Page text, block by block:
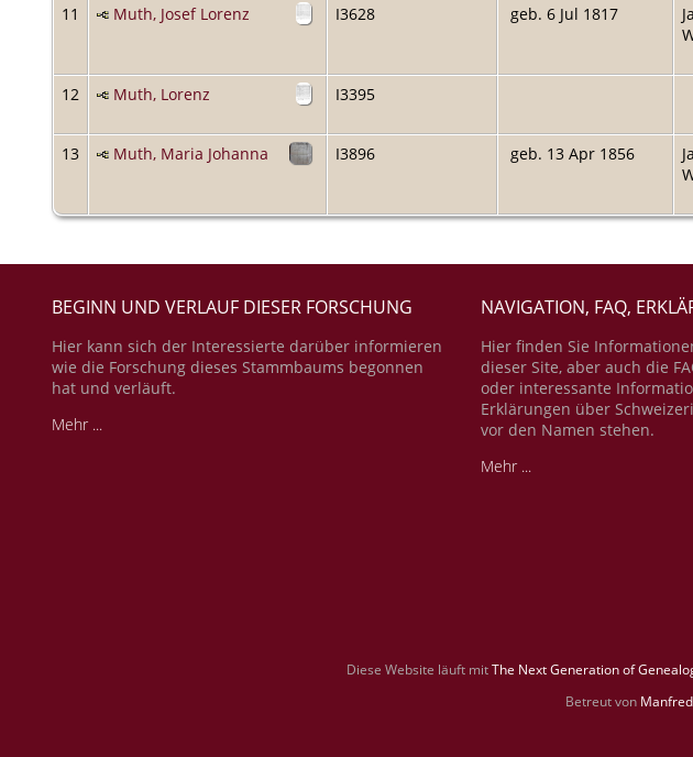
11 Muth, Josef Lorenz I3628 geb. 6 Jul 1817
12 Muth, Lorenz I3395
13
Muth, Maria Johanna I3896 geb. 13 Apr 1856
BEGINN UND VERLAUF DIESER FORSCHUNG
Hier kann sich der Interessierte darüber informieren
wie die Forschung dieses Stammbaums begonnen
hat und verläuft.
Mehr ...
NAVIGATION, FAQ,
Hier finden Sie
dieser Site, aber auch die
oder interessante
Erklärungen über
vor den Namen stehen.
Mehr ...
Diese Website läuft mitThe Next Generation of
Betreut von